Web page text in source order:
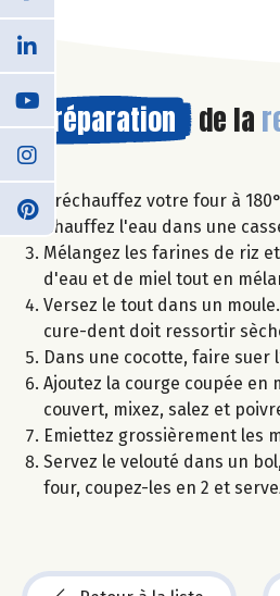
Préparation de la
Préchauffez votre four à
Chauffez l'eau dans une
Mélangez les farines de riz
d'eau et de miel tout en
Versez le tout dans un
cure-dent doit ressortir
Dans une cocotte, faire suer
Ajoutez la courge coupée en
couvert, mixez, salez et
Emiettez grossièrement les
Servez le velouté dans un
four, coupez-les en 2 et